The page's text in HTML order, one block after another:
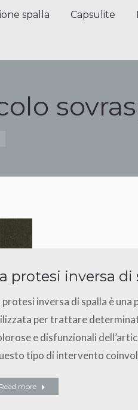
spalla Capsulite
protesi inversa di
protesi inversa di spalla è
per trattare
e disfunzionali
tipo di intervento
Read more
spalla Capsulite